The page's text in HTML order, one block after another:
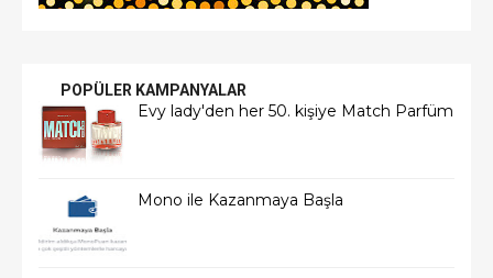
POPÜLER KAMPANYALAR
Evy lady'den her 50. kişiye Match Parfüm
Mono ile Kazanmaya Başla